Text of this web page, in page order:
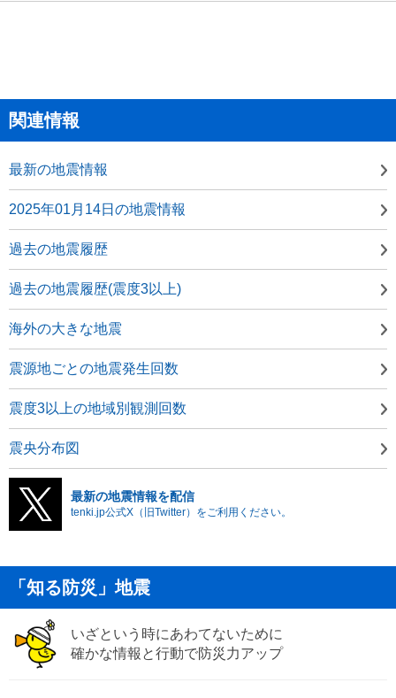
関連情報
最新の地震情報
2025年01月14日の地震情報
過去の地震履歴
過去の地震履歴(震度3以上)
海外の大きな地震
震源地ごとの地震発生回数
震度3以上の地域別観測回数
震央分布図
最新の地震情報を配信
tenki.jp公式X（旧Twitter）をご利用ください。
「知る防災」地震
いざという時にあわてないために
確かな情報と行動で防災力アップ